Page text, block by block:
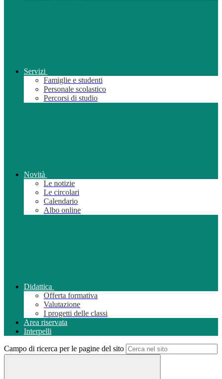
Servizi
Famiglie e studenti
Personale scolastico
Percorsi di studio
Novità
Le notizie
Le circolari
Calendario
Albo online
Didattica
Offerta formativa
Valutazione
I progetti delle classi
Area riservata
Interpelli
Campo di ricerca per le pagine del sito